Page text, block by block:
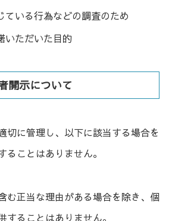
ている行為などの調査のため
いただいた目的
開示について
切に管理し、以下に該当する場合を
ることはありません。
む正当な理由がある場合を除き、個
することはありません。